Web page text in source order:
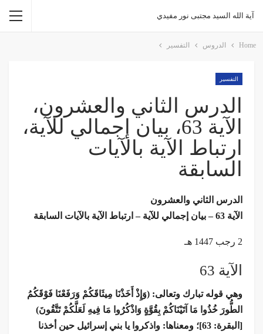
آية الله السيد مجتبى نور مفيدي
Home الدروس التفسیر
التفسیر
الدرس الثاني والعشرون،
الآية 63، بيان إجمالي للآية،
ارتباط الآية بالآيات
السابقة
الدرس الثاني والعشرون
الآية 63 – بيان إجمالي للآية – ارتباط الآية بالآيات السابقة
2 رجب 1447 هـ
الآية 63
وهي قوله تبارك وتعالى: (وَإِذْ أَخَذْنَا مِيثَاقَكُمْ وَرَفَعْنَا فَوْقَكُمُ
الطُّورَ خُذُوا مَا آتَيْنَاكُمْ بِقُوَّةٍ وَاذْكُرُوا مَا فِيهِ لَعَلَّكُمْ تَتَّقُونَ)
[البقرة: 63]؛ ومعناها: واذكروا يا بني إسرائيل حين أخذنا